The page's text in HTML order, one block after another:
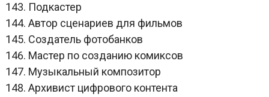
Подкастер
Автор сценариев для фильмов
Создатель фотобанков
Мастер по созданию комиксов
Музыкальный композитор
Архивист цифрового контента